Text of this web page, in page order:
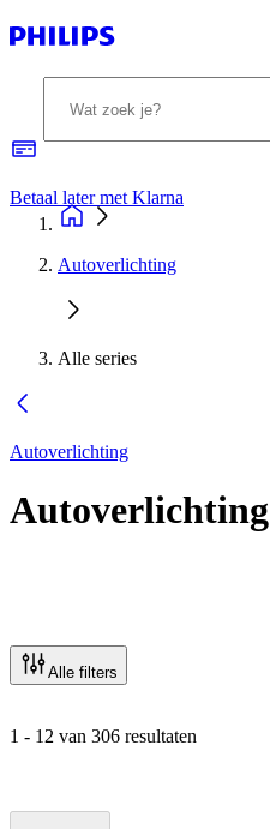
Betaal later met Klarna
Autoverlichting
Alle series
Autoverlichting
Autoverlichting
Alle filters
1 - 12 van 306 resultaten